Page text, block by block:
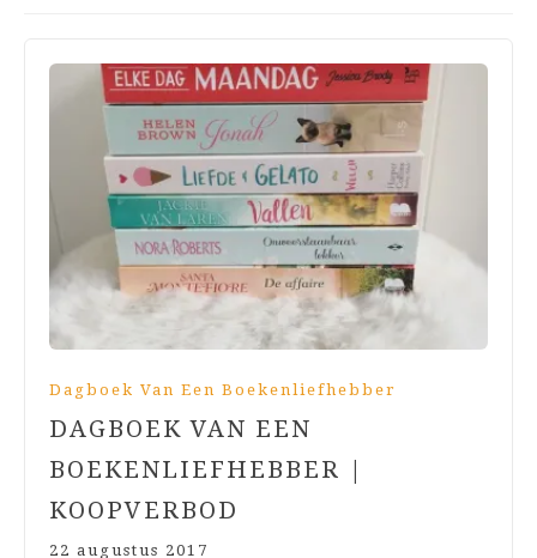
Dagboek Van Een Boekenliefhebber
DAGBOEK VAN EEN
BOEKENLIEFHEBBER |
KOOPVERBOD
22 augustus 2017